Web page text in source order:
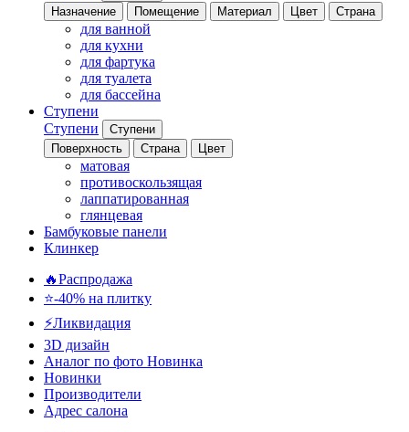
Назначение
Помещение Материал Цвет Страна
для ванной
для кухни
для фартука
для туалета
для бассейна
Ступени
Ступени
Ступени
Поверхность
Страна Цвет
матовая
противоскользящая
лаппатированная
глянцевая
Бамбуковые панели
Клинкер
🔥Распродажа
⭐-40% на плитку
⚡️Ликвидация
3D дизайн
Аналог по фото Новинка
Новинки
Производители
Адрес салона